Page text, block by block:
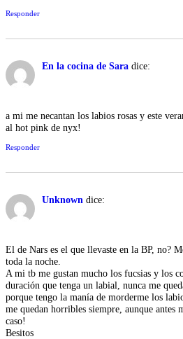
Responder
En la cocina de Sara dice:
a mi me necantan los labios rosas y este
al hot pink de nyx!
Responder
Unknown dice:
El de Nars es el que llevaste en la BP, no?
toda la noche.
A mi tb me gustan mucho los fucsias y los
duración que tenga un labial, nunca me
porque tengo la manía de morderme los
me quedan horribles siempre, aunque
caso!
Besitos